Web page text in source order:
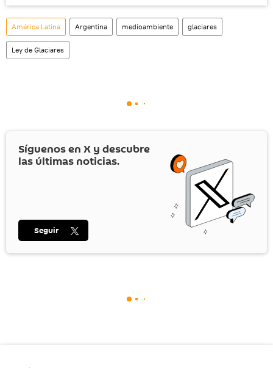
América Latina Argentina medioambiente glaciares
Ley de Glaciares
Síguenos en X y descubre
las últimas noticias.
Seguir